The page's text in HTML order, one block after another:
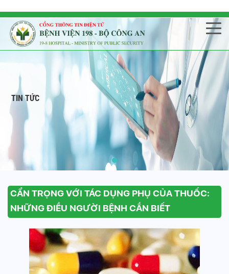
TIN TỨC
CẨN TRỌNG VỚI TÁC DỤNG PHỤ CỦA THUỐC:
NHỮNG ĐIỀU NGƯỜI BỆNH CẦN BIẾT